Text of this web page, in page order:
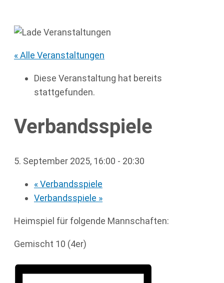
« Alle Veranstaltungen
Diese Veranstaltung hat bereits
stattgefunden.
Verbandsspiele
5. September 2025, 16:00 - 20:30
«Verbandsspiele
Verbandsspiele »
Heimspiel für folgende Mannschaften:
Gemischt 10 (4er)